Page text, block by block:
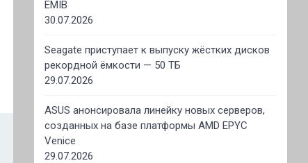
EMIB
30.07.2026
Seagate приступает к выпуску жёстких дисков
рекордной ёмкости — 50 ТБ
29.07.2026
ASUS анонсировала линейку новых серверов,
созданных на базе платформы AMD EPYC
Venice
29.07.2026